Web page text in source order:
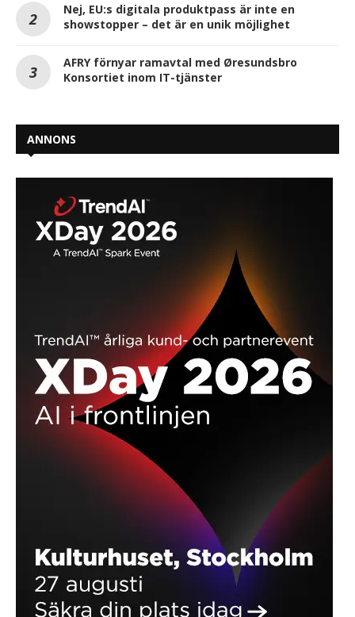
Nej, EU:s digitala produktpass är inte en
showstopper – det är en unik möjlighet
AFRY förnyar ramavtal med Øresundsbro
Konsortiet inom IT-tjänster
ANNONS